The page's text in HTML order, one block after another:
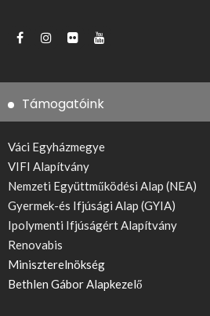
Támogatóink
Váci Egyházmegye
VIFI Alapítvány
Nemzeti Együttműködési Alap (NEA)
Gyermek-és Ifjúsági Alap (GYIA)
Ipolymenti Ifjúságért Alapítvány
Renovabis
Miniszterelnökség
Bethlen Gábor Alapkezelő